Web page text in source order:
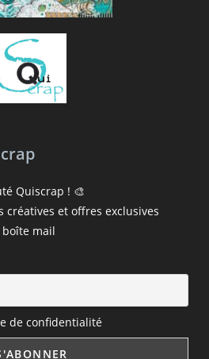
Quiscrap ! 🎨
créatives et offres exclusives
mail
de confidentialité